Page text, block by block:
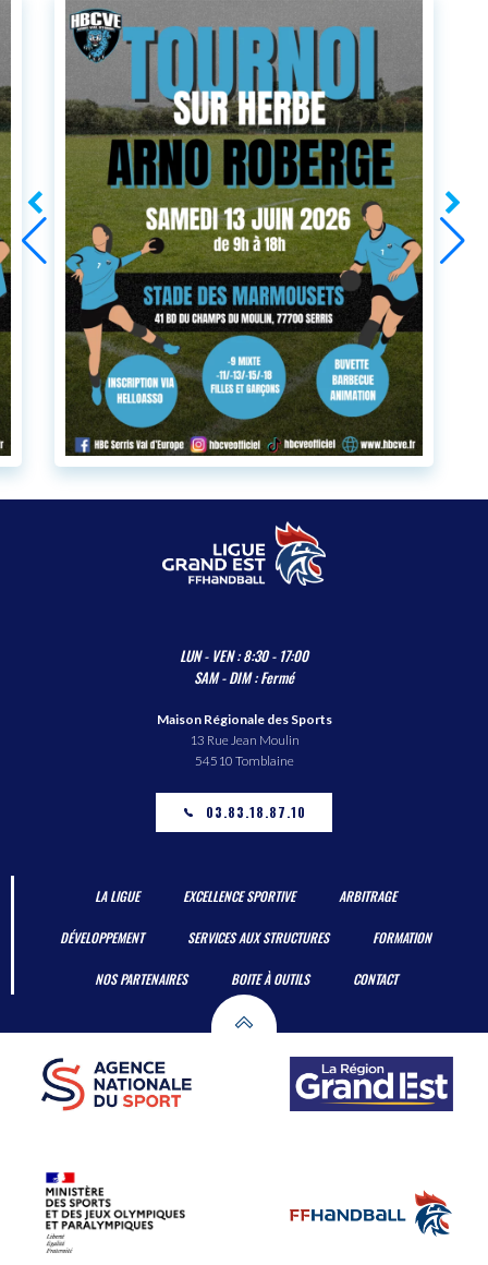
LUN - VEN : 8:30 - 17:00
SAM - DIM : Fermé
Maison Régionale des Sports
13 Rue Jean Moulin
54510 Tomblaine
03.83.18.87.10
LA LIGUE EXCELLENCE SPORTIVE ARBITRAGE
DÉVELOPPEMENT SERVICES AUX STRUCTURES FORMATION
NOS PARTENAIRES BOITE À OUTILS CONTACT